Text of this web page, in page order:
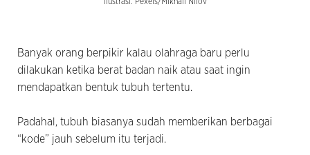
Banyak orang berpikir kalau olahraga baru perlu
dilakukan ketika berat badan naik atau saat ingin
mendapatkan bentuk tubuh tertentu.
Padahal, tubuh biasanya sudah memberikan berbagai
“kode” jauh sebelum itu terjadi.